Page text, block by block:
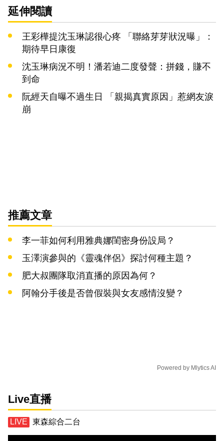
延伸閱讀
王彩樺提沈玉琳認很心疼 「聯絡芽芽狀況曝」：
期待早日康復
沈玉琳病況不明！潘若迪二度發聲：拼錢，賺不
到命
阮經天自曝不過生日 「親揭真實原因」惹網友淚
崩
推薦文章
李一菲如何利用雅典娜閨密身份設局？
玉澤演參與的《靈魂伴侶》探討何種主題？
肥大叔團隊取消直播的原因為何？
阿翰分手後是否曾假裝與女友感情沒變？
Powered by Mlytics AI
Live直播
東森綜合二台